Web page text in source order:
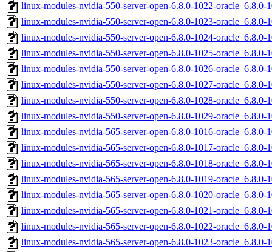
linux-modules-nvidia-550-server-open-6.8.0-1022-oracle_6.8.0-
linux-modules-nvidia-550-server-open-6.8.0-1023-oracle_6.8.0-
linux-modules-nvidia-550-server-open-6.8.0-1024-oracle_6.8.0-
linux-modules-nvidia-550-server-open-6.8.0-1025-oracle_6.8.0-
linux-modules-nvidia-550-server-open-6.8.0-1026-oracle_6.8.0-
linux-modules-nvidia-550-server-open-6.8.0-1027-oracle_6.8.0-
linux-modules-nvidia-550-server-open-6.8.0-1028-oracle_6.8.0-
linux-modules-nvidia-550-server-open-6.8.0-1029-oracle_6.8.0-
linux-modules-nvidia-565-server-open-6.8.0-1016-oracle_6.8.0-
linux-modules-nvidia-565-server-open-6.8.0-1017-oracle_6.8.0-
linux-modules-nvidia-565-server-open-6.8.0-1018-oracle_6.8.0-
linux-modules-nvidia-565-server-open-6.8.0-1019-oracle_6.8.0-
linux-modules-nvidia-565-server-open-6.8.0-1020-oracle_6.8.0-
linux-modules-nvidia-565-server-open-6.8.0-1021-oracle_6.8.0-
linux-modules-nvidia-565-server-open-6.8.0-1022-oracle_6.8.0-
linux-modules-nvidia-565-server-open-6.8.0-1023-oracle_6.8.0-